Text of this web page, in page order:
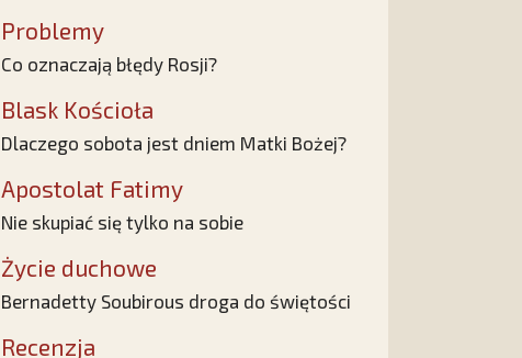
Problemy
Co oznaczają błędy Rosji?
Blask Kościoła
Dlaczego sobota jest dniem Matki Bożej?
Apostolat Fatimy
Nie skupiać się tylko na sobie
Życie duchowe
Bernadetty Soubirous droga do świętości
Recenzja